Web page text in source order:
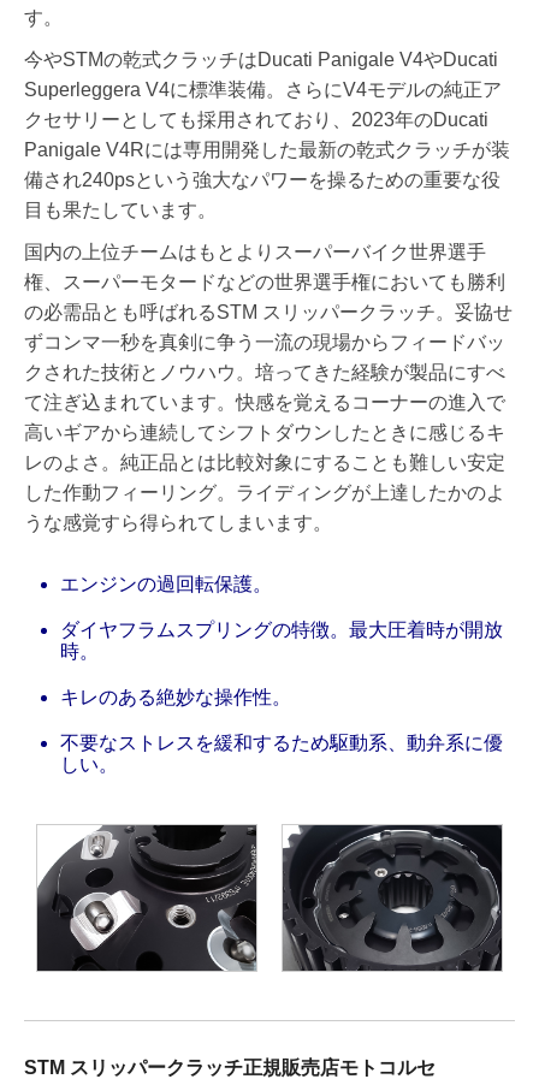
す。
今やSTMの乾式クラッチはDucati Panigale V4やDucati
Superleggera V4に標準装備。さらにV4モデルの純正ア
クセサリーとしても採用されており、2023年のDucati
Panigale V4Rには専用開発した最新の乾式クラッチが装
備され240psという強大なパワーを操るための重要な役
目も果たしています。
国内の上位チームはもとよりスーパーバイク世界選手
権、スーパーモタードなどの世界選手権においても勝利
の必需品とも呼ばれるSTM スリッパークラッチ。妥協せ
ずコンマ一秒を真剣に争う一流の現場からフィードバッ
クされた技術とノウハウ。培ってきた経験が製品にすべ
て注ぎ込まれています。快感を覚えるコーナーの進入で
高いギアから連続してシフトダウンしたときに感じるキ
レのよさ。純正品とは比較対象にすることも難しい安定
した作動フィーリング。ライディングが上達したかのよ
うな感覚すら得られてしまいます。
エンジンの過回転保護。
ダイヤフラムスプリングの特徴。最大圧着時が開放
時。
キレのある絶妙な操作性。
不要なストレスを緩和するため駆動系、動弁系に優
しい。
STM スリッパークラッチ正規販売店モトコルセ